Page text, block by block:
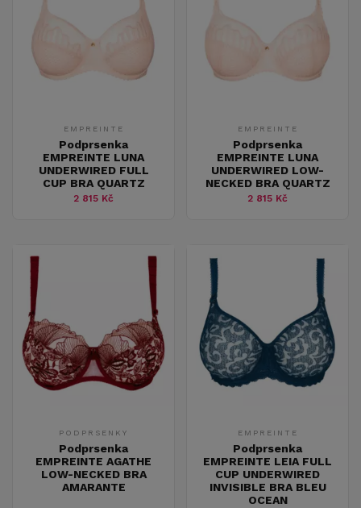
EMPREINTE
Podprsenka
EMPREINTE LUNA
UNDERWIRED FULL
CUP BRA QUARTZ
2 815 Kč
EMPREINTE
Podprsenka
EMPREINTE LUNA
UNDERWIRED LOW-
NECKED BRA QUARTZ
2 815 Kč
PODPRSENKY
Podprsenka
EMPREINTE AGATHE
LOW-NECKED BRA
AMARANTE
EMPREINTE
Podprsenka
EMPREINTE LEIA FULL
CUP UNDERWIRED
INVISIBLE BRA BLEU
OCEAN